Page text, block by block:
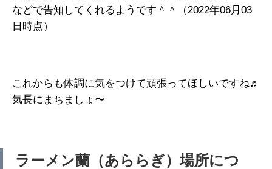
などで告知してくれるようです＾＾（2022年06月03
日時点）
これからも体調に気をつけて頑張ってほしいですね♬
気長にまちましょ〜
ラーメン蘭（あららぎ）場所につ